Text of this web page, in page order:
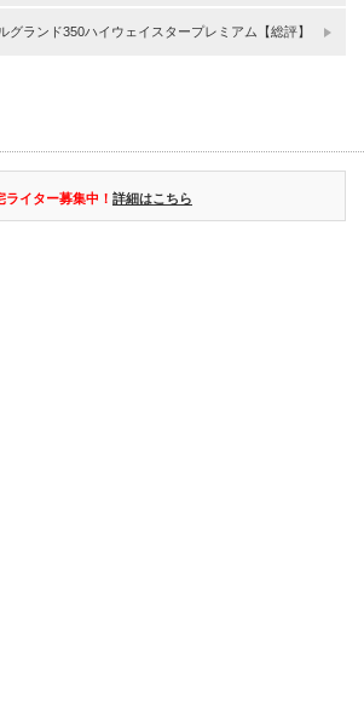
グランド350ハイウェイスタープレミアム【総評】
イター募集中！ 詳細はこちら